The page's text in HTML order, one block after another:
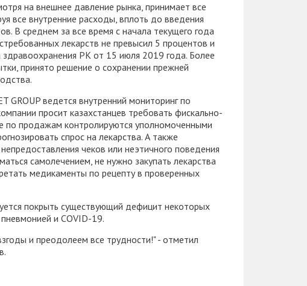
на внешнее давление рынка, принимает все
все внутренние расходы, вплоть до введения
В среднем за все время с начала текущего года
лекарств не превысил 5 процентов и
здравоохранения РК от 15 июля 2019 года. Более
принято решение о сохранении прежней
GROUP ведется внутренний мониторинг по
просит казахстанцев требовать фискально-
по продажам контролируются уполномоченными
спрос на лекарства. А также
чеков или неэтичного поведения
самолечением, не нужно закупать лекарства
медикаменты по рецепту в проверенных
покрыть существующий дефицит некоторых
и COVID-19.
и преодолеем все трудности!" - отметил